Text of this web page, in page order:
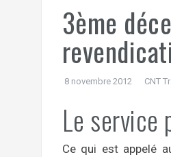
3ème
8 novembre 2012 CNT
Le service
Ce qui est appelé